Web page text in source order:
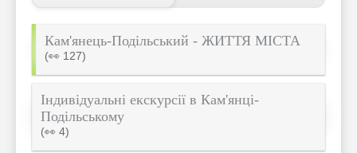
Кам'янець-Подільський - ЖИТТЯ МІСТА
(👀 127)
Індивідуальні екскурсії в Кам'янці-
Подільському
(👀 4)